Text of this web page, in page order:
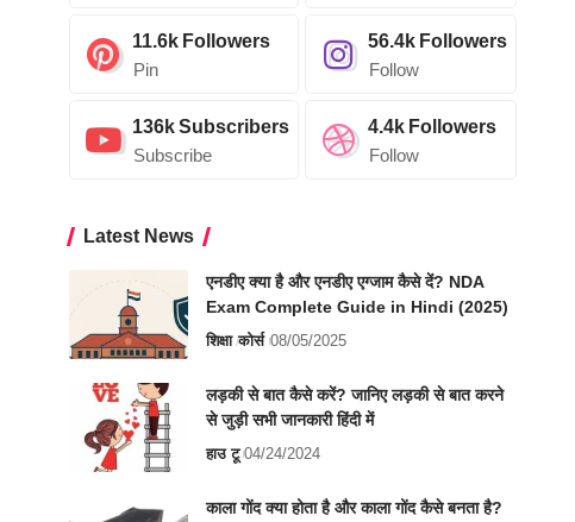
11.6k Followers
Pin
56.4k Followers
Follow
136kSubscribers
Subscribe
4.4k Followers
Follow
Latest News
एनडीए क्या है और एनडीए एग्जाम कैसे दें? NDA
Exam Complete Guide in Hindi (2025)
शिक्षा कोर्स 08/05/2025
लड़की से बात कैसे करें? जानिए लड़की से बात करने
से जुड़ी सभी जानकारी हिंदी में
हाउ टू 04/24/2024
काला गोंद क्या होता है और काला गोंद कैसे बनता है?